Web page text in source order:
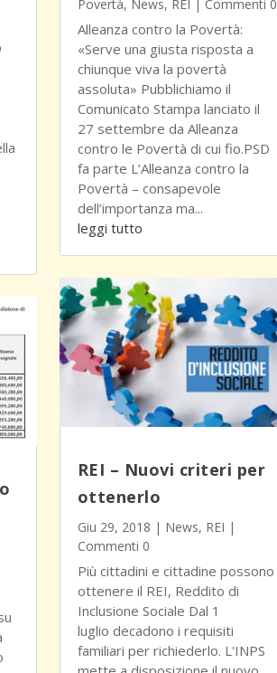
Povertà, News, REI | Commenti 0
Alleanza contro la Povertà:
«Serve una giusta risposta a
chiunque viva la povertà
assoluta» Pubblichiamo il
Comunicato Stampa lanciato il
27 settembre da Alleanza
contro le Povertà di cui fio.PSD
fa parte L’Alleanza contro la
Povertà – consapevole
dell’importanza ma...
leggi tutto
REI – Nuovi criteri per
ottenerlo
Giu 29, 2018 | News, REI |
Commenti 0
Più cittadini e cittadine possono
ottenere il REI, Reddito di
Inclusione Sociale Dal 1
luglio decadono i requisiti
familiari per richiederlo. L'INPS